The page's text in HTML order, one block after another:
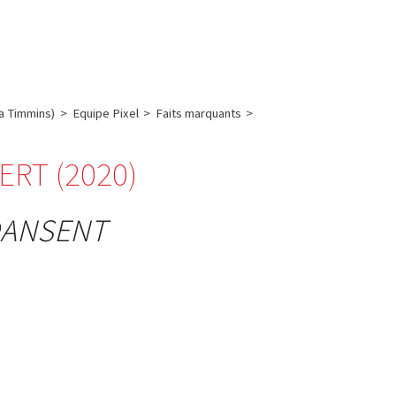
Timmins) > Equipe Pixel > Faits marquants >
(2020)